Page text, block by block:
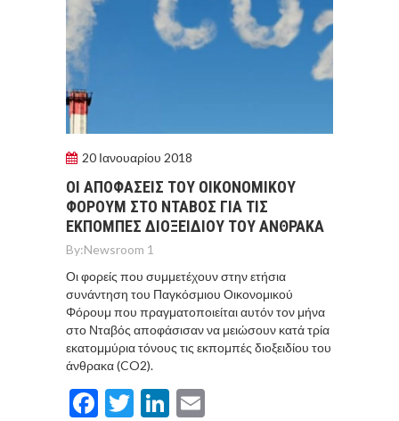
20 Ιανουαρίου 2018
ΟΙ ΑΠΟΦΑΣΕΙΣ ΤΟΥ ΟΙΚΟΝΟΜΙΚΟΥ
ΦΟΡΟΥΜ ΣΤΟ ΝΤΑΒΟΣ ΓΙΑ ΤΙΣ
ΕΚΠΟΜΠΕΣ ΔΙΟΞΕΙΔΙΟΥ ΤΟΥ ΑΝΘΡΑΚΑ
By:Newsroom 1
Οι φορείς που συμμετέχουν στην ετήσια
συνάντηση του Παγκόσμιου Οικονομικού
Φόρουμ που πραγματοποιείται αυτόν τον μήνα
στο Νταβός αποφάσισαν να μειώσουν κατά τρία
εκατομμύρια τόνους τις εκπομπές διοξειδίου του
άνθρακα (CO2).
Facebook
TwitterLinkedIn